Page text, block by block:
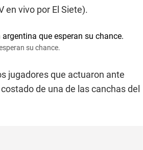
en vivo por El Siete).
su chance.
jugadores que actuaron ante
de una de las canchas del